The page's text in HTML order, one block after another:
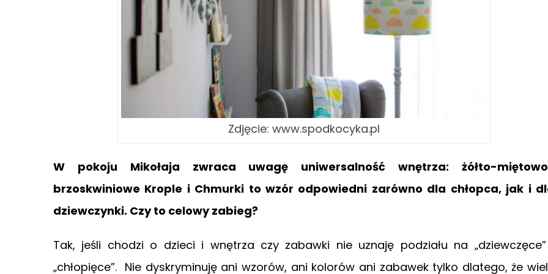
Zdjęcie: www.spodkocyka.pl
W pokoju Mikołaja zwraca uwagę uniwersalność wnętrza: żółto-
brzoskwiniowe Krople i Chmurki to wzór odpowiedni zarówno dla chłopca, jak i
dziewczynki. Czy to celowy zabieg?
Tak, jeśli chodzi o dzieci i wnętrza czy zabawki nie uznaję podziału na
„chłopięce”. Nie dyskryminuję ani wzorów, ani kolorów ani zabawek tylko dlatego, że